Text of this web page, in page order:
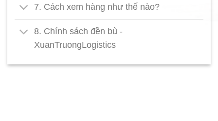
7. Cách xem hàng như thế nào?
8. Chính sách đền bù -
XuanTruongLogistics